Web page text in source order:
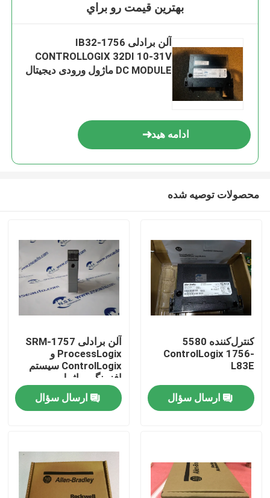
درباره ما
بهترين قيمت رو براي
آلن برادلی 1756-IB32
CONTROLLOGIX 32DI 10-31V
DC MODULE ماژول ورودی دیجیتال
ادامه هید
محصولات توصیه شده
کنترل‌کننده 5580
ControlLogix 1756-
L83E
ارسال سؤال
آلن برادلی 1757-SRM
ProcessLogix و
ControlLogix سیستم
افزونگی ماژول
ارسال سؤال